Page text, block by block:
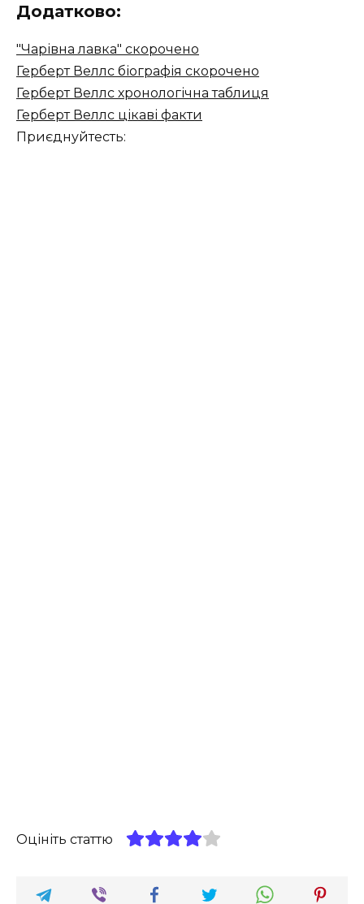
Додатково:
"Чарівна лавка" скорочено
Герберт Веллс біографія скорочено
Герберт Веллс хронологічна таблиця
Герберт Веллс цікаві факти
Приєднуйтесть:
Оцініть статтю